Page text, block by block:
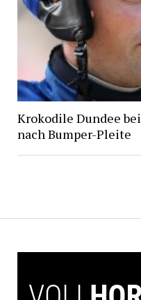
Krokodile Dundee
nach Bumper-Pleite